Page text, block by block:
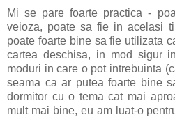
Mi se pare foarte practica -
veioza, poate sa fie in acelasi
poate foarte bine sa fie utilizata
cartea deschisa, in mod sigur
moduri in care o pot intrebuinta
seama ca ar putea foarte bine
dormitor cu o tema cat mai
mult mai bine, eu am luat-o